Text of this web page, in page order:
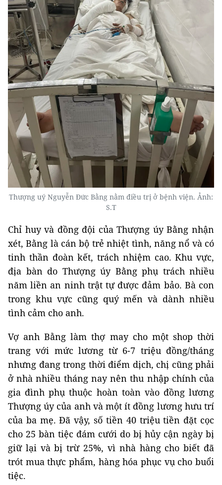
Thượng uý Nguyễn Đức Bằng nằm điều trị ở bệnh viện. Ảnh:
S.T
Chỉ huy và đồng đội của Thượng úy Bằng nhận
xét, Bằng là cán bộ trẻ nhiệt tình, năng nổ và có
tinh thần đoàn kết, trách nhiệm cao. Khu vực,
địa bàn do Thượng úy Bằng phụ trách nhiều
năm liền an ninh trật tự được đảm bảo. Bà con
trong khu vực cũng quý mến và dành nhiều
tình cảm cho anh.
Vợ anh Bằng làm thợ may cho một shop thời
trang với mức lương từ 6-7 triệu đồng/tháng
nhưng đang trong thời điểm dịch, chị cũng phải
ở nhà nhiều tháng nay nên thu nhập chính của
gia đình phụ thuộc hoàn toàn vào đồng lương
Thượng úy của anh và một ít đồng lương hưu trí
của ba mẹ. Đã vậy, số tiền 40 triệu tiền đặt cọc
cho 25 bàn tiệc đám cưới do bị hủy cận ngày bị
giữ lại và bị trừ 25%, vì nhà hàng cho biết đã
trót mua thực phẩm, hàng hóa phục vụ cho buổi
tiệc.